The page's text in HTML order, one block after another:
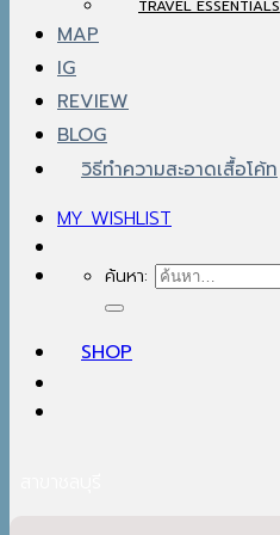
TRAVEL ESSENTIALS
MAP
IG
REVIEW
BLOG
วิธีทำความสะอาดเสื้อโค้ท
MY WISHLIST
ค้นหา:
SHOP